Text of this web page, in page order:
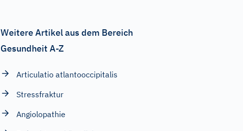
Weitere Artikel aus dem Bereich
Gesundheit A-Z
Articulatio atlantooccipitalis
Stressfraktur
Angiolopathie